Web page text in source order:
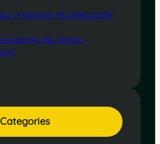
in Keuken Muurdecoratie
de Victron
Categories